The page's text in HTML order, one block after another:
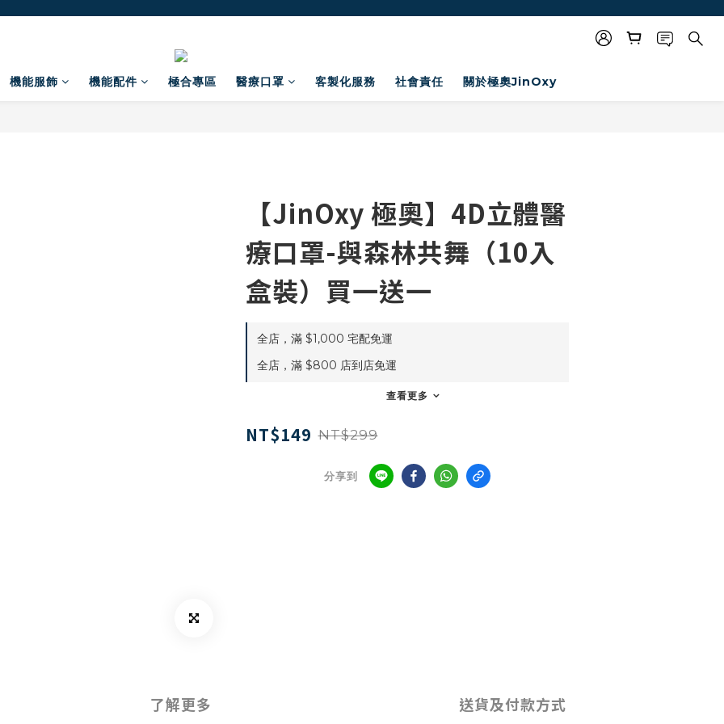
機能服飾 機能配件 極合專區 醫療口罩 客製化服務 社會責任 關於極奧JinOxy
【JinOxy 極奧】4D立體醫
療口罩-與森林共舞（10入
盒裝）買一送一
全店，滿 $1,000 宅配免運
全店，滿 $800 店到店免運
查看更多
NT$149 NT$299
分享到
了解更多 送貨及付款方式